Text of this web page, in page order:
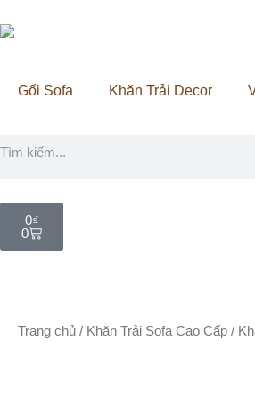
tới
Gối Sofa Khăn Trải Decor
kiếm
0₫
0
Trang chủ / Khăn Trải Sofa Cao Cấp /